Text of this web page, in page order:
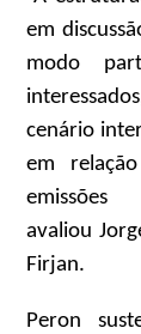
em
modo
cenário
em
emissões
avaliou
Firjan.
Peron